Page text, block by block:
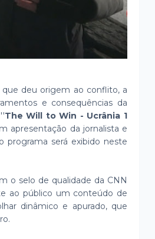
que deu origem ao conflito, a
e consequências da
The Will to Win - Ucrânia 1
apresentação da jornalista e
programa será exibido neste
o selo de qualidade da CNN
ao público um conteúdo de
dinâmico e apurado, que